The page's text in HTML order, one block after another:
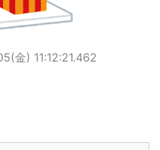
金) 11:12:21.462